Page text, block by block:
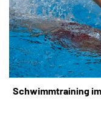
Schwimmtraining